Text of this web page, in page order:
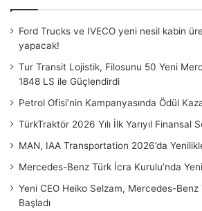
Ford Trucks ve IVECO yeni nesil kabin
yapacak!
Tur Transit Lojistik, Filosunu 50 Yeni
1848 LS ile Güçlendirdi
Petrol Ofisi’nin Kampanyasında Ödül
TürkTraktör 2026 Yılı İlk Yarıyıl Finansal
MAN, IAA Transportation 2026’da
Mercedes-Benz Türk İcra Kurulu’nda
Yeni CEO Heiko Selzam, Mercedes-Benz
Başladı